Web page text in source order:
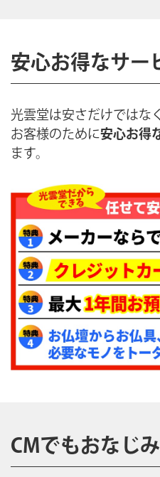
安心お得なサー
光雲堂は安さだけではな
お客様のために安心お得
ます。
CMでもおなじ